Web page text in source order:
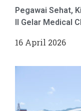
Pegawai Sehat,
II Gelar Medical
16 April 2026